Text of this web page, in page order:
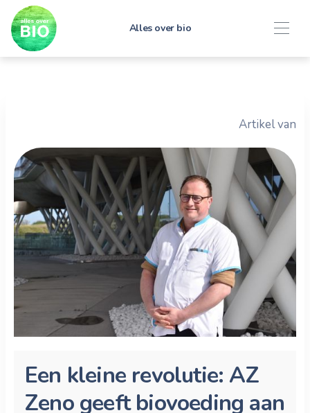
Alles over bio
Artikel van
Een kleine revolutie: AZ
Zeno geeft biovoeding aan